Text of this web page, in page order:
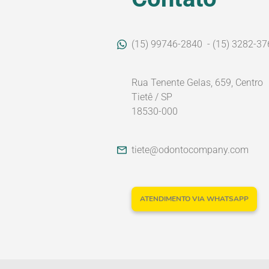
(15) 99746-2840 - (15) 3282-
Rua Tenente Gelas, 659, Centro
Tietê / SP
18530-000
tiete@odontocompany.com
ATENDIMENTO VIA WHATSAPP